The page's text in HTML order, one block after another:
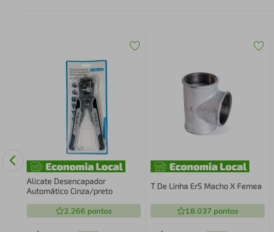
Alicate Desencapador
Automático Cinza/preto
2.266 pontos
T De Linha Er5 Macho X Femea
18.037 pontos